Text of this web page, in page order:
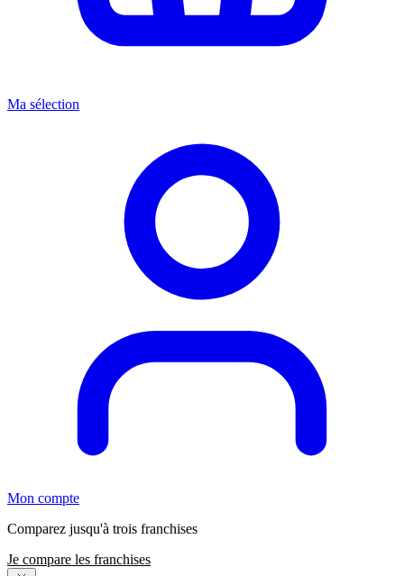
Ma sélection
Mon compte
Comparez jusqu'à trois franchises
Je compare les franchises